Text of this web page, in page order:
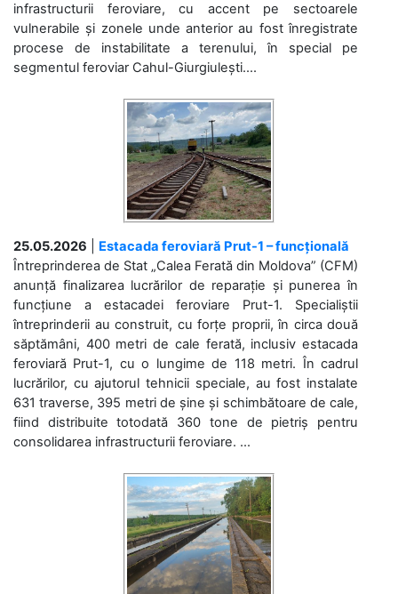
infrastructurii feroviare, cu accent pe sectoarele
vulnerabile și zonele unde anterior au fost înregistrate
procese de instabilitate a terenului, în special pe
segmentul feroviar Cahul-Giurgiulești....
25.05.2026
Estacada feroviară Prut-1 – funcțională
Întreprinderea de Stat „Calea Ferată din Moldova” (CFM)
anunță finalizarea lucrărilor de reparație și punerea în
funcțiune a estacadei feroviare Prut-1. Specialiștii
întreprinderii au construit, cu forțe proprii, în circa două
săptămâni, 400 metri de cale ferată, inclusiv estacada
feroviară Prut-1, cu o lungime de 118 metri. În cadrul
lucrărilor, cu ajutorul tehnicii speciale, au fost instalate
631 traverse, 395 metri de șine și schimbătoare de cale,
fiind distribuite totodată 360 tone de pietriș pentru
consolidarea infrastructurii feroviare. ...